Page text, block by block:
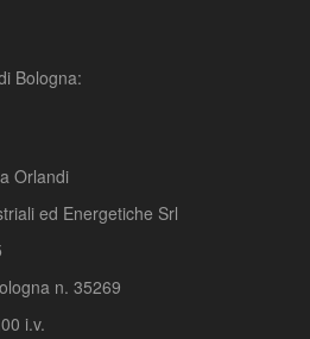
Bologna:
Orlandi
ed Energetiche Srl
n. 35269
i.v.